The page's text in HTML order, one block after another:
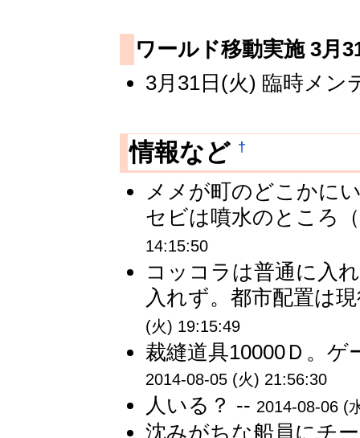
ワールド移動実施 3月
3月31日(火) 臨時メン
情報など †
メメが町のどこかに
セビは噴水のところ
14:15:50
コッコラは普通に入
入れず。都市配置は
(火) 19:15:49
裁縫道具10000Ｄ。
2014-08-05 (火) 21:56:30
人いる？ -- 2014-08-06 (
沈みがちな船員にチ